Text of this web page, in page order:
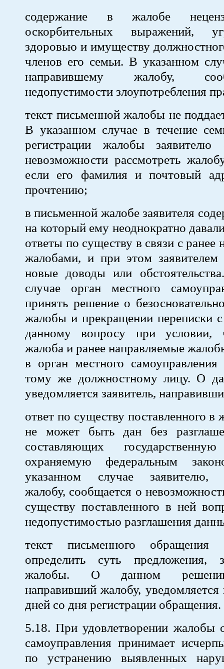
содержание в жалобе
оскорбительных выражений,
здоровью и имуществу
членов его семьи. В указанном
направившему жалобу,
недопустимости злоупотребления
текст письменной жалобы не
В указанном случае в течение
регистрации жалобы заявителю
невозможности рассмотреть
если его фамилия и почтовый
прочтению;
в письменной жалобе заявителя
на который ему неоднократно
ответы по существу в связи с
жалобами, и при этом заявителем
новые доводы или
случае орган местного
принять решение о
жалобы и прекращении переписки
данному вопросу при условии,
жалоба и ранее направляемые
в орган местного
тому же должностному лицу. О
уведомляется заявитель,
ответ по существу поставленного в
не может быть дан без
составляющих
охраняемую федеральным
указанном случае заявителю,
жалобу, сообщается о
существу поставленного в ней
недопустимостью разглашения
текст письменного обращения
определить суть предложения,
жалобы. О данном решении
направивший жалобу, уведомляется
дней со дня регистрации обращения.
5.18. При удовлетворении жалобы
самоуправления принимает
по устранению выявленных